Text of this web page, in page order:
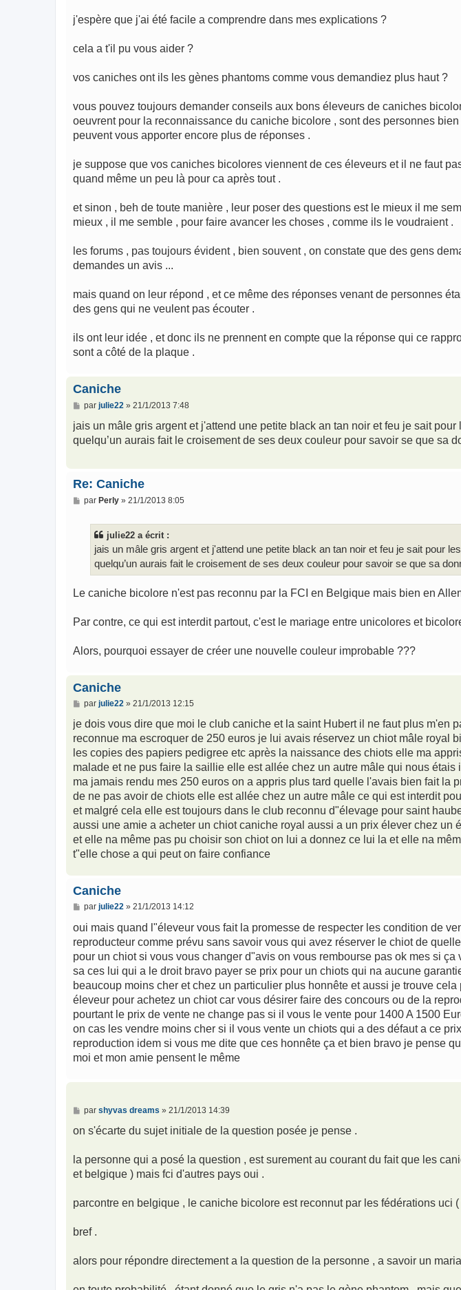
j'espère que j'ai été facile a comprendre dans mes explications ?
cela a t'il pu vous aider ?
vos caniches ont ils les gènes phantoms comme vous demandiez plus haut ?
vous pouvez toujours demander conseils aux bons éleveurs de caniches
oeuvrent pour la reconnaissance du caniche bicolore , sont des personnes
peuvent vous apporter encore plus de réponses .
je suppose que vos caniches bicolores viennent de ces éleveurs et il ne faut
quand même un peu là pour ca après tout .
et sinon , beh de toute manière , leur poser des questions est le mieux il me
mieux , il me semble , pour faire avancer les choses , comme ils le voudraient .
les forums , pas toujours évident , bien souvent , on constate que des gens
demandes un avis ...
mais quand on leur répond , et ce même des réponses venant de personnes
des gens qui ne veulent pas écouter .
ils ont leur idée , et donc ils ne prennent en compte que la réponse qui ce
sont a côté de la plaque .
Caniche
M
s
a
par julie22 » 21/1/2013 7:48
jais un mâle gris argent et j'attend une petite black an tan noir et feu je sait
quelqu’un aurais fait le croisement de ses deux couleur pour savoir se que sa
Re: Caniche
M
par Perly» 21/1/2013 8:05
julie22 a écrit :
jais un mâle gris argent et j'attend une petite black an tan noir et feu je sait pour
quelqu’un aurais fait le croisement de ses deux couleur pour savoir se que sa
Le caniche bicolore n'est pas reconnu par la FCI en Belgique mais bien en
Par contre, ce qui est interdit partout, c'est le mariage entre unicolores et
Alors, pourquoi essayer de créer une nouvelle couleur improbable ???
Caniche
M
s
a
g
par julie22» 21/1/2013 12:15
je dois vous dire que moi le club caniche et la saint Hubert il ne faut plus m'en
reconnue ma escroquer de 250 euros je lui avais réservez un chiot mâle royal
les copies des papiers pedigree etc après la naissance des chiots elle ma
malade et ne pus faire la saillie elle est allée chez un autre mâle qui nous
ma jamais rendu mes 250 euros on a appris plus tard quelle l'avais bien fait la
de ne pas avoir de chiots elle est allée chez un autre mâle ce qui est interdit
et malgré cela elle est toujours dans le club reconnu d"élevage pour saint
aussi une amie a acheter un chiot caniche royal aussi a un prix élever chez un
et elle na même pas pu choisir son chiot on lui a donnez ce lui la et elle na
t"elle chose a qui peut on faire confiance
Caniche
M
s
a
g
par julie22» 21/1/2013 14:12
oui mais quand l"éleveur vous fait la promesse de respecter les condition de
reproducteur comme prévu sans savoir vous qui avez réserver le chiot de
pour un chiot si vous vous changer d"avis on vous rembourse pas ok mes si ça
sa ces lui qui a le droit bravo payer se prix pour un chiots qui na aucune
beaucoup moins cher et chez un particulier plus honnête et aussi je trouve
éleveur pour achetez un chiot car vous désirer faire des concours ou de la
pourtant le prix de vente ne change pas si il vous le vente pour 1400 A 1500
on cas les vendre moins cher si il vous vente un chiots qui a des défaut a ce
reproduction idem si vous me dite que ces honnête ça et bien bravo je pense
moi et mon amie pensent le même
M
s
g
e
par shyvas dreams » 21/1/2013 14:39
on s'écarte du sujet initiale de la question posée je pense .
la personne qui a posé la question , est surement au courant du fait que les
et belgique ) mais fci d'autres pays oui .
parcontre en belgique , le caniche bicolore est reconnut par les fédérations uci
bref .
alors pour répondre directement a la question de la personne , a savoir un